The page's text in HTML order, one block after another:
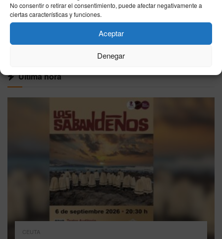
No consentir o retirar el consentimiento, puede afectar negativamente a
ciertas características y funciones.
Aceptar
Denegar
31/07/2026
VER MÁS
Última hora
CEUTA